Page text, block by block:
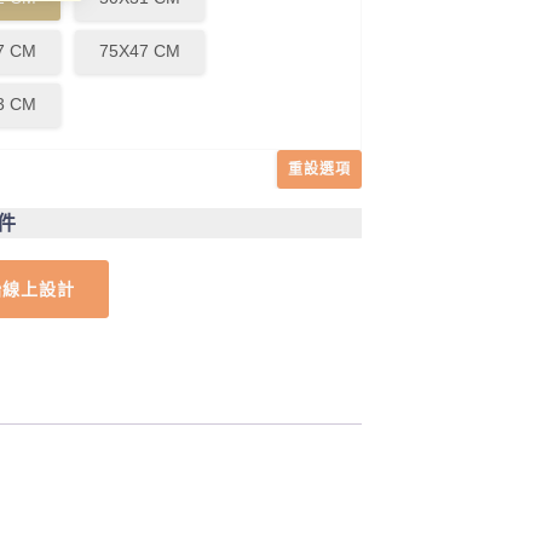
CM 75X47 CM
CM
重設選項
上設計